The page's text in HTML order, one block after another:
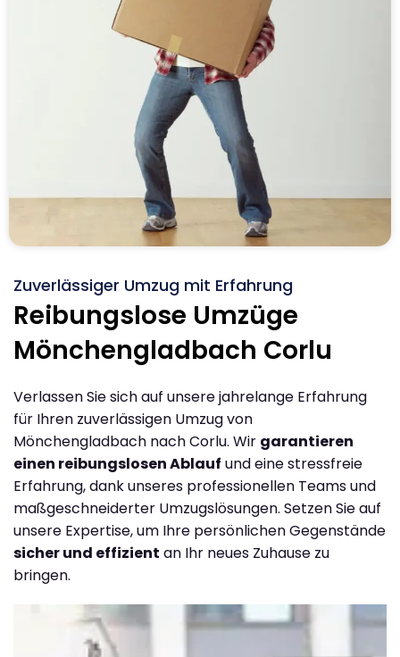
Zuverlässiger Umzug mit Erfahrung
Reibungslose Umzüge
Mönchengladbach Corlu
Verlassen Sie sich auf unsere jahrelange Erfahrung
für Ihren zuverlässigen Umzug von
Mönchengladbach nach Corlu. Wir garantieren
einen reibungslosen Ablauf und eine stressfreie
Erfahrung, dank unseres professionellen Teams und
maßgeschneiderter Umzugslösungen. Setzen Sie auf
unsere Expertise, um Ihre persönlichen Gegenstände
sicher und effizient an Ihr neues Zuhause zu
bringen.